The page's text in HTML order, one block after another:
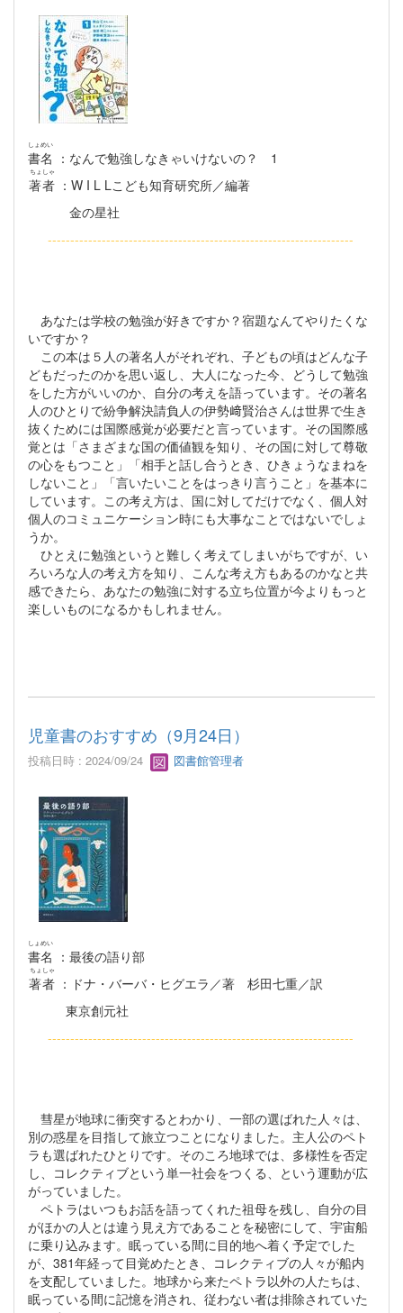
書名
しょめい
：なんで勉強しなきゃいけないの？ 1
著者
ちょしゃ
：W I L Lこども知育研究所／編著
金の星社
--------------------------------------------------------------------
あなたは学校の勉強が好きですか？宿題なんてやりたくな
いですか？
この本は５人の著名人がそれぞれ、子どもの頃はどんな子
どもだったのかを思い返し、大人になった今、どうして勉強
をした方がいいのか、自分の考えを語っています。その著名
人のひとりで紛争解決請負人の伊勢﨑賢治さんは世界で生き
抜くためには国際感覚が必要だと言っています。その国際感
覚とは「さまざまな国の価値観を知り、その国に対して尊敬
の心をもつこと」「相手と話し合うとき、ひきょうなまねを
しないこと」「言いたいことをはっきり言うこと」を基本に
しています。この考え方は、国に対してだけでなく、個人対
個人のコミュニケーション時にも大事なことではないでしょ
うか。
ひとえに勉強というと難しく考えてしまいがちですが、い
ろいろな人の考え方を知り、こんな考え方もあるのかなと共
感できたら、あなたの勉強に対する立ち位置が今よりもっと
楽しいものになるかもしれません。
児童書のおすすめ（9月24日）
投稿日時 : 2024/09/24 図書館管理者
書名
しょめい
：最後の語り部
著者
ちょしゃ
：ドナ・バーバ・ヒグエラ／著 杉田七重／訳
東京創元社
--------------------------------------------------------------------
彗星が地球に衝突するとわかり、一部の選ばれた人々は、
別の惑星を目指して旅立つことになりました。主人公のペト
ラも選ばれたひとりです。そのころ地球では、多様性を否定
し、コレクティブという単一社会をつくる、という運動が広
がっていました。
ペトラはいつもお話を語ってくれた祖母を残し、自分の目
がほかの人とは違う見え方であることを秘密にして、宇宙船
に乗り込みます。眠っている間に目的地へ着く予定でした
が、381年経って目覚めたとき、コレクティブの人々が船内
を支配していました。地球から来たペトラ以外の人たちは、
眠っている間に記憶を消され、従わない者は排除されていた